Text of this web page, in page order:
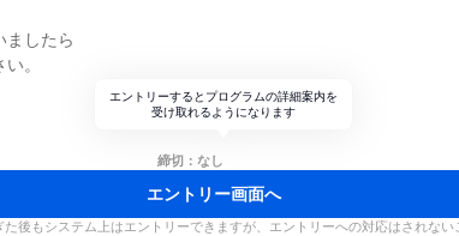
ましたら
。
エントリーするとプログラムの詳細案内を
受け取れるようになります
締切：なし
エントリー画面へ
後もシステム上はエントリーできますが、エントリーへの対応はされない